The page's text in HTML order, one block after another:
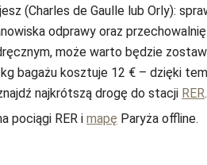
(Charles de Gaulle lub Orly):
odprawy oraz
może warto będzie
bagażu kosztuje 12 € – dzięki
najkrótszą drogę do stacji RER.
pociągi RER i mapę Paryża offline.